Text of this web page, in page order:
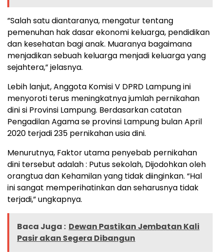
”Salah satu diantaranya, mengatur tentang
pemenuhan hak dasar ekonomi keluarga, pendidikan
dan kesehatan bagi anak. Muaranya bagaimana
menjadikan sebuah keluarga menjadi keluarga yang
sejahtera,” jelasnya.
Lebih lanjut, Anggota Komisi V DPRD Lampung ini
menyoroti terus meningkatnya jumlah pernikahan
dini si Provinsi Lampung. Berdasarkan catatan
Pengadilan Agama se provinsi Lampung bulan April
2020 terjadi 235 pernikahan usia dini.
Menurutnya, Faktor utama penyebab pernikahan
dini tersebut adalah : Putus sekolah, Dijodohkan oleh
orangtua dan Kehamilan yang tidak diinginkan. “Hal
ini sangat memperihatinkan dan seharusnya tidak
terjadi,” ungkapnya.
Baca Juga : Dewan Pastikan Jembatan Kali
Pasir akan Segera Dibangun